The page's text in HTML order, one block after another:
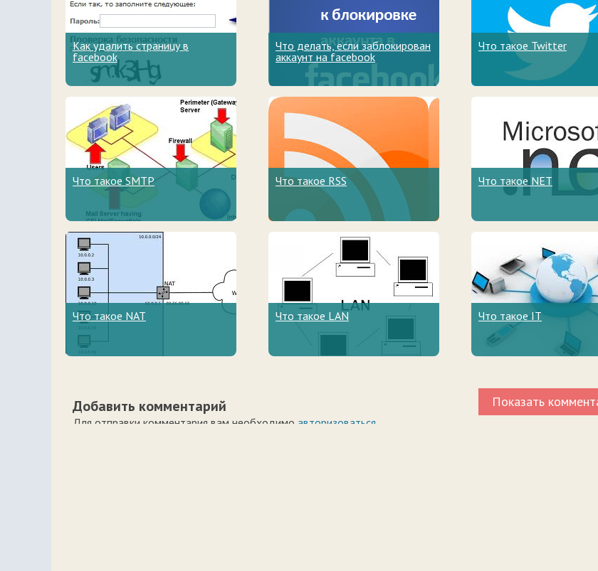
Как удалить страницу в
facebook
Что делать, если заблокирован
аккаунт на facebook
Что такое Twitter
Что такое SMTP Что такое RSS Что такое NET
Что такое NAT Что такое LAN Что такое IT
Показать
Добавить комментарий
Для отправки комментария вам необходимо авторизоваться